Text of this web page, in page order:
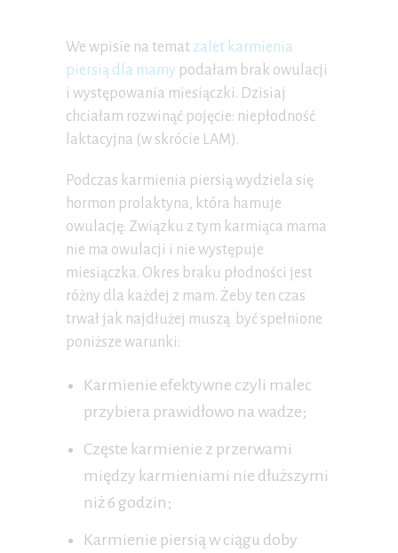
We wpisie na temat zalet karmienia
piersią dla mamy podałam brak owulacji
i występowania miesiączki. Dzisiaj
chciałam rozwinąć pojęcie: niepłodność
laktacyjna (w skrócie LAM).
Podczas karmienia piersią wydziela się
hormon prolaktyna, która hamuje
owulację. Związku z tym karmiąca mama
nie ma owulacji i nie występuje
miesiączka. Okres braku płodności jest
różny dla każdej z mam. Żeby ten czas
trwał jak najdłużej muszą być spełnione
poniższe warunki:
Karmienie efektywne czyli malec
przybiera prawidłowo na wadze;
Częste karmienie z przerwami
między karmieniami nie dłuższymi
niż 6 godzin;
Karmienie piersią w ciągu doby